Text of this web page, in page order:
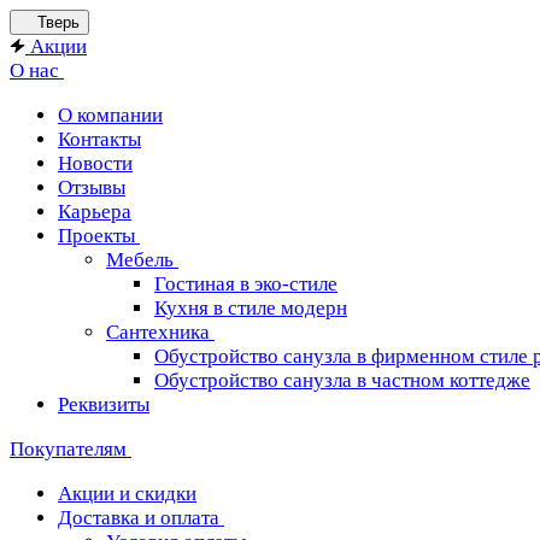
Тверь
Акции
О нас
О компании
Контакты
Новости
Отзывы
Карьера
Проекты
Мебель
Гостиная в эко-стиле
Кухня в стиле модерн
Сантехника
Обустройство санузла в фирменном стиле
Обустройство санузла в частном коттедже
Реквизиты
Покупателям
Акции и скидки
Доставка и оплата